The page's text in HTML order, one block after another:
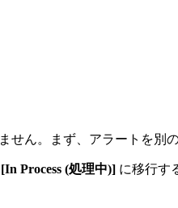
せん。まず、アラートを別
[In Process (処理中)] に移行す